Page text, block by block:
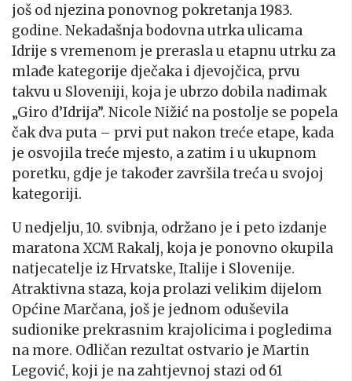
još od njezina ponovnog pokretanja 1983.
godine. Nekadašnja bodovna utrka ulicama
Idrije s vremenom je prerasla u etapnu utrku za
mlađe kategorije dječaka i djevojčica, prvu
takvu u Sloveniji, koja je ubrzo dobila nadimak
„Giro d’Idrija”. Nicole Nižić na postolje se popela
čak dva puta – prvi put nakon treće etape, kada
je osvojila treće mjesto, a zatim i u ukupnom
poretku, gdje je također završila treća u svojoj
kategoriji.
U nedjelju, 10. svibnja, održano je i peto izdanje
maratona XCM Rakalj, koja je ponovno okupila
natjecatelje iz Hrvatske, Italije i Slovenije.
Atraktivna staza, koja prolazi velikim dijelom
Općine Marčana, još je jednom oduševila
sudionike prekrasnim krajolicima i pogledima
na more. Odličan rezultat ostvario je Martin
Legović, koji je na zahtjevnoj stazi od 61